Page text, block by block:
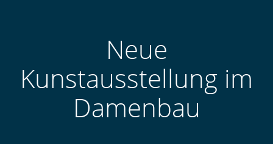
Neue
Kunstausstellung im
Damenbau